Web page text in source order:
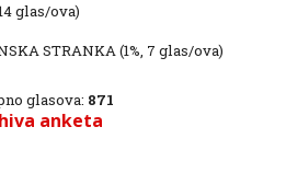
glas/ova)
STRANKA(1%, 7 glas/ova)
glasova: 871
anketa